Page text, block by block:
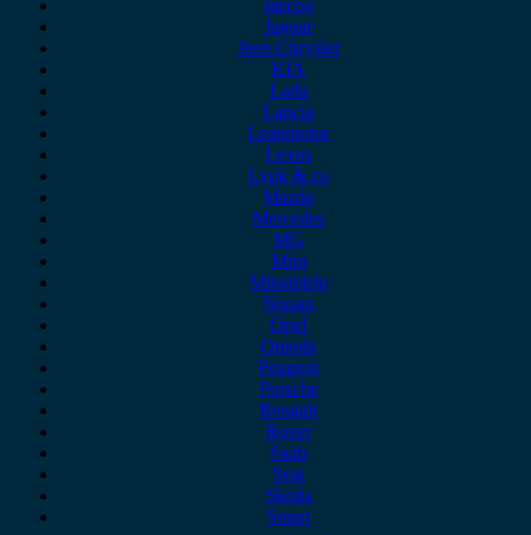
Jaecoo
Jaguar
Jeep Chrysler
KIA
Lada
Lancia
Leapmotor
Lexus
Lynk & co
Mazda
Mercedes
MG
Mini
Mitsubishi
Nissan
Opel
Omoda
Peugeot
Porsche
Renault
Rover
Saab
Seat
Skoda
Smart